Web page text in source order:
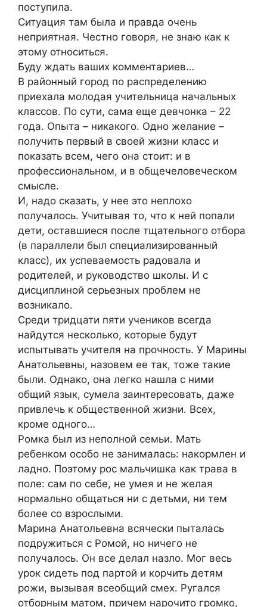
поступила.
Ситуация там была и правда очень
неприятная. Честно говоря, не знаю как к
этому относиться.
Буду ждать ваших комментариев…
В районный город по распределению
приехала молодая учительница начальных
классов. По сути, сама еще девчонка – 22
года. Опыта – никакого. Одно желание –
получить первый в своей жизни класс и
показать всем, чего она стоит: и в
профессиональном, и в общечеловеческом
смысле.
И, надо сказать, у нее это неплохо
получалось. Учитывая то, что к ней попали
дети, оставшиеся после тщательного отбора
(в параллели был специализированный
класс), их успеваемость радовала и
родителей, и руководство школы. И с
дисциплиной серьезных проблем не
возникало.
Среди тридцати пяти учеников всегда
найдутся несколько, которые будут
испытывать учителя на прочность. У Марины
Анатольевны, назовем ее так, тоже такие
были. Однако, она легко нашла с ними
общий язык, сумела заинтересовать, даже
привлечь к общественной жизни. Всех,
кроме одного…
Ромка был из неполной семьи. Мать
ребенком особо не занималась: накормлен и
ладно. Поэтому рос мальчишка как трава в
поле: сам по себе, не умея и не желая
нормально общаться ни с детьми, ни тем
более со взрослыми.
Марина Анатольевна всячески пыталась
подружиться с Ромой, но ничего не
получалось. Он все делал назло. Мог весь
урок сидеть под партой и корчить детям
рожи, вызывая всеобщий смех. Ругался
отборным матом, причем нарочито громко,